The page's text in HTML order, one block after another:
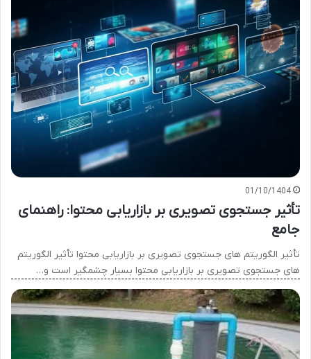
01/10/1404
تأثیر جستجوی تصویری بر بازاریابی محتوا: راهنمای
جامع
تأثیر الگوریتم های جستجوی تصویری بر بازاریابی محتوا تأثیر الگوریتم
های جستجوی تصویری بر بازاریابی محتوا بسیار چشمگیر است و…